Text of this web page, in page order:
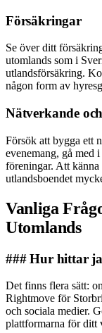
Försäkringar
Se över ditt
utomlands som i
utlandsförsäkring.
någon form av
Nätverkande
Försök att bygga ett
evenemang, gå med
föreningar. Att känna
utlandsboendet
Vanliga
Utomlands
### Hur hittar
Det finns flera sätt:
Rightmove för
och sociala medier.
plattformarna för ditt